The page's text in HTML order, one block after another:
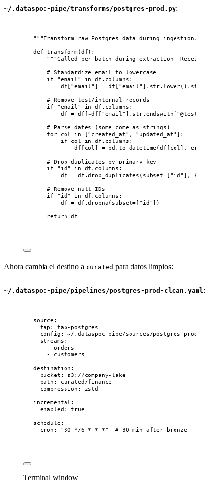
~/.dataspoc-pipe/transforms/postgres-prod.py:
"""Transform raw Postgres data during ingestion.
def transform(df ) :
"""Called per batch during extraction. Receives a
# Standardize email to lowercase
if
"email" in df.columns:
df[ "email" ] = df[ "email" ].str. lower().str.
# Remove test/internal records
if
"email" in df.columns:
df = df[~df[ "email" ].str. endswith ( "@test.com
# Parse dates (some come as strings)
for col in [ " created_at" , " updated_at" ] :
if col in df.columns:
df[col] = pd. to_datetime (df [ col] , errors
# Drop duplicates by primary key
if
" id" in df.columns:
df = df. drop_duplicates ( subset=[ " id" ], keep
# Remove null IDs
if
" id" in df.columns:
df = df. dropna ( subset=[ " id" ] )
return df
Ahora cambia el destino a curated para datos limpios:
~/.dataspoc-pipe/pipelines/postgres-prod-clean.yaml :
source :
tap : tap-postgres
config : ~/.dataspoc-pipe/sources/postgres-prod.json
streams :
- orders
- customers
destination :
bucket : s3://company-lake
path : curated/finance
compression : zstd
incremental :
enabled : true
schedule :
cron : "30 */6 * * *" # 30 min after bronze
Terminal window